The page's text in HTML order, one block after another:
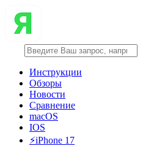
Инструкции
Обзоры
Новости
Сравнение
macOS
IOS
⚡️iPhone 17